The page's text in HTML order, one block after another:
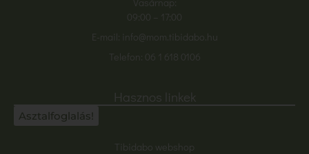
Vasárnap:
09:00 – 17:00
E-mail: info@mom.tibidabo.hu
Telefon: 06 1 618 0106
Hasznos linkek
Asztalfoglalás!
Tibidabo webshop